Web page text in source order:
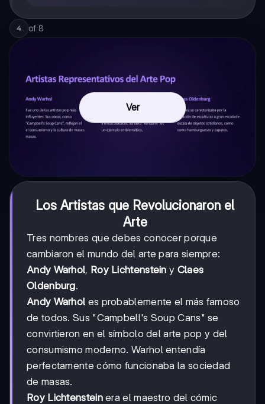
4 of 8
Ver
Los Artistas que Revolucionaron el
Arte
Tres nombres que debes conocer porque
cambiaron el mundo del arte para siempre:
Andy Warhol, Roy Lichtenstein y Claes
Oldenburg.
Andy Warhol es probablemente el más famoso
de todos. Sus "Campbell's Soup Cans" se
convirtieron en el símbolo del arte pop y del
consumismo moderno. Warhol entendía
perfectamente cómo funcionaba la sociedad
de masas.
Roy Lichtensteinera el maestro del cómic